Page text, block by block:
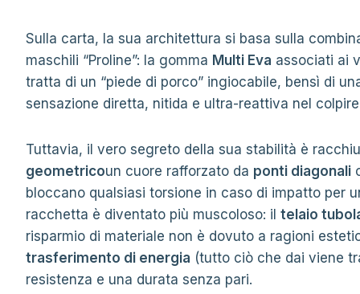
Sulla carta, la sua architettura si basa sulla
maschili “Proline”: la gomma Multi Eva associati ai
tratta di un “piede di porco” ingiocabile, bensì di
sensazione diretta, nitida e ultra-reattiva nel
Tuttavia, il vero segreto della sua stabilità è
geometricoun cuore rafforzato da ponti diagonali
bloccano qualsiasi torsione in caso di impatto per
racchetta è diventato più muscoloso: il telaio
risparmio di materiale non è dovuto a ragioni
trasferimento di energia (tutto ciò che dai viene
resistenza e una durata senza pari.